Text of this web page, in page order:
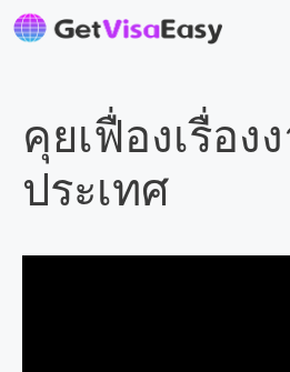
Skip
to
คุยเฟื่องเรื่อง
ประเทศ